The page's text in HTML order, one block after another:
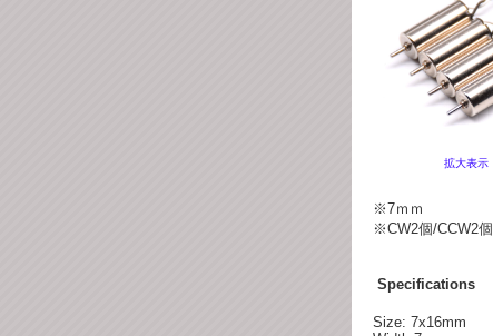
拡大表示
※7ｍｍ
※CW2個/CCW2個
Specifications
Size: 7x16mm